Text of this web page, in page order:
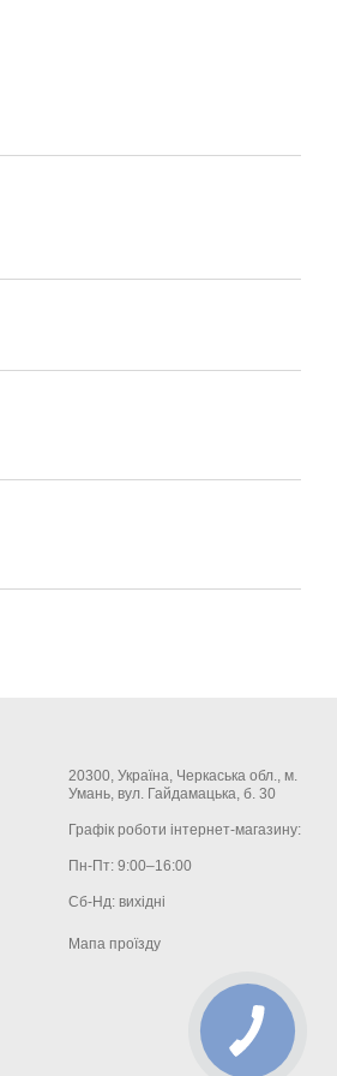
20300, Україна, Черкаська обл., м.
Умань, вул. Гайдамацька, б. 30
Графік роботи інтернет-магазину:
Пн-Пт: 9:00–16:00
Сб-Нд: вихідні
Мапа проїзду